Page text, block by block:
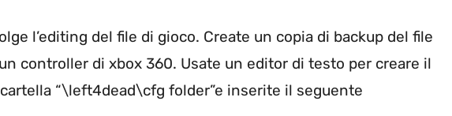
l’editing del file di gioco. Create un copia di backup del file
controller di xbox 360. Usate un editor di testo per creare il
“\left4dead\cfg folder”e inserite il seguente